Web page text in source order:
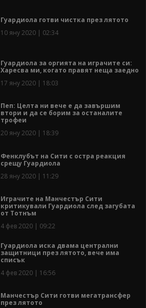
Гуардиола готви чистка през лятото
10 яну 2020 | 02:34
Гуардиола за оргията на играчите си:
Харесва ми, когато правят неща заедно
17 яну 2020 | 18:03
Пеп: Целта ни вече е да завършим
втори и да се борим за останалите
трофеи
20 яну 2020 | 18:39
Фенклубът на Сити с остра реакция
срещу Гуардиола
28 яну 2020 | 11:29
Играчите на Манчестър Сити
критикували Гуардиола след загубата
от Тотнъм
4 фев 2020 | 09:22
Гуардиола иска двама централни
защитници през лятото, вече има
списък
4 фев 2020 | 16:56
Манчестър Сити готви мегатрансфер
през лятото